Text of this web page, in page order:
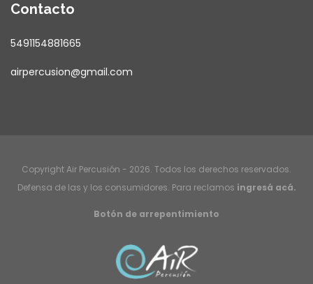
Contacto
5491154881665
airpercusion@gmail.com
Copyright Air Percusión - 2026. Todos los derechos reservados.
Defensa de las y los consumidores. Para reclamos ingresá acá.
Botón de arrepentimiento